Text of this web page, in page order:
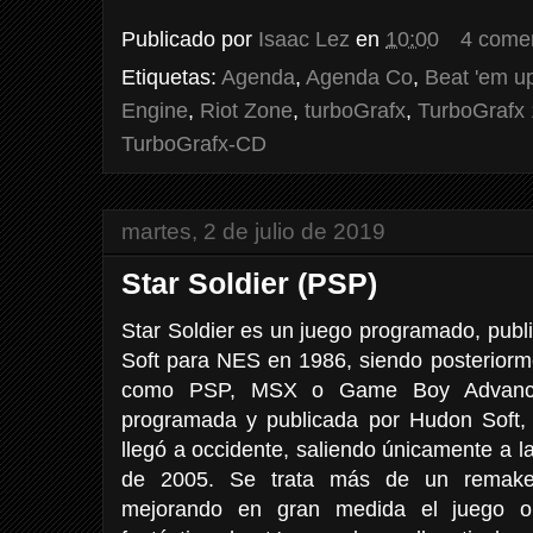
Publicado por Isaac Lez en 10:00
4
Etiquetas: Agenda, Agenda Co, Beat 'em
Engine, Riot Zone, turboGrafx, TurboGrafx
TurboGrafx-CD
martes, 2 de julio de 2019
Star Soldier (PSP)
Star Soldier es un juego programado,
Soft para NES en 1986, siendo
como PSP, MSX o Game Boy
programada y publicada por Hudon
llegó a occidente, saliendo únicamente a
de 2005. Se trata más de un
mejorando en gran medida el juego